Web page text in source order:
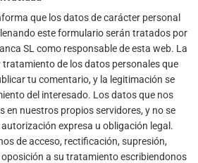
que los datos de carácter personal
este formulario serán tratados por
SL como responsable de esta web. La
de los datos personales que
tu comentario, y la legitimación se
del interesado. Los datos que nos
en nuestros propios servidores, y no se
expresa u obligación legal.
de acceso, rectificación, supresión,
a su tratamiento escribiendonos